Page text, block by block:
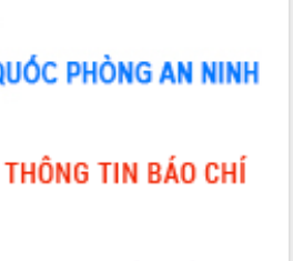
bố
Đắk